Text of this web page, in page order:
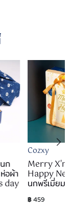
ก
อผ้า
day
Cozxy
Merry
Happy
นกพรีเมี่ยม
฿ 459